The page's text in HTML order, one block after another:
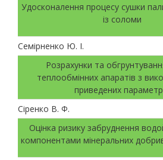
Удосконалення процесу сушки
із соломи
Семірненко Ю. І.
Розрахунки та
теплообмінних апаратів з
приведених
Сіренко В. Ф.
Оцінка ризику забруднення
компонентами мінеральних